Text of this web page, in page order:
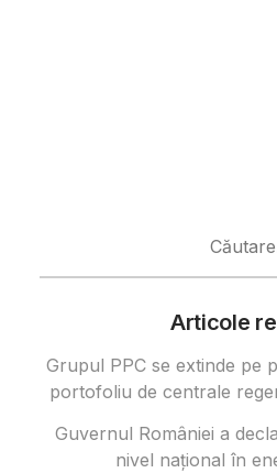
Articole
Grupul PPC se extinde pe
portofoliu de centrale
Guvernul României a
nivel național în